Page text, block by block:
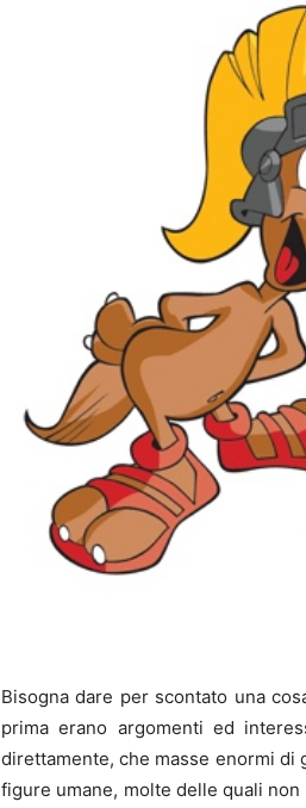
Bisogna dare per scontato una
prima erano argomenti ed
direttamente, che masse enormi di
figure umane, molte delle quali